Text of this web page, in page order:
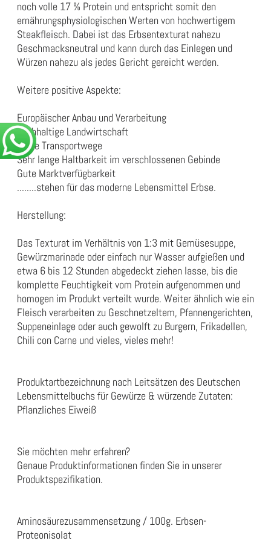
noch volle 17 % Protein und entspricht somit den
ernährungsphysiologischen Werten von hochwertigem
Steakfleisch. Dabei ist das Erbsentexturat nahezu
Geschmacksneutral und kann durch das Einlegen und
Würzen nahezu als jedes Gericht gereicht werden.
Weitere positive Aspekte:
Europäischer Anbau und Verarbeitung
nachhaltige Landwirtschaft
Kurze Transportwege
Sehr lange Haltbarkeit im verschlossenen Gebinde
Gute Marktverfügbarkeit
........stehen für das moderne Lebensmittel Erbse.
Herstellung:
Das Texturat im Verhältnis von 1:3 mit Gemüsesuppe,
Gewürzmarinade oder einfach nur Wasser aufgießen und
etwa 6 bis 12 Stunden abgedeckt ziehen lasse, bis die
komplette Feuchtigkeit vom Protein aufgenommen und
homogen im Produkt verteilt wurde. Weiter ähnlich wie ein
Fleisch verarbeiten zu Geschnetzeltem, Pfannengerichten,
Suppeneinlage oder auch gewolft zu Burgern, Frikadellen,
Chili con Carne und vieles, vieles mehr!
Produktartbezeichnung nach Leitsätzen des Deutschen
Lebensmittelbuchs für Gewürze & würzende Zutaten:
Pflanzliches Eiweiß
Sie möchten mehr erfahren?
Genaue Produktinformationen finden Sie in unserer
Produktspezifikation.
Aminosäurezusammensetzung / 100g. Erbsen-
Proteonisolat